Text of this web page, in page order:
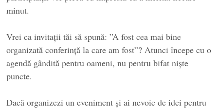
minut.
Vrei ca invitații tăi să spună: ”A fost cea mai bine
organizată conferință la care am fost”? Atunci începe cu o
agendă gândită pentru oameni, nu pentru bifat niște
puncte.
Dacă organizezi un eveniment și ai nevoie de idei pentru